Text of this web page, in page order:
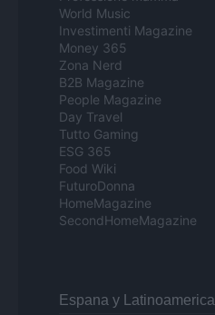
World Music
Investimenti Magazine
Money 365
Zona Nerd
B2B Magazine
People Magazine
Day Travel
Tutto Gaming
ESG 365
Food Wiki
FuturoDonna
HomeMagazine
SecondHomeMagazine
Espana y Latinoamerica